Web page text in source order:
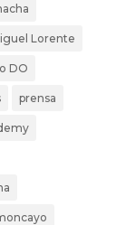
Lorente
DO
prensa